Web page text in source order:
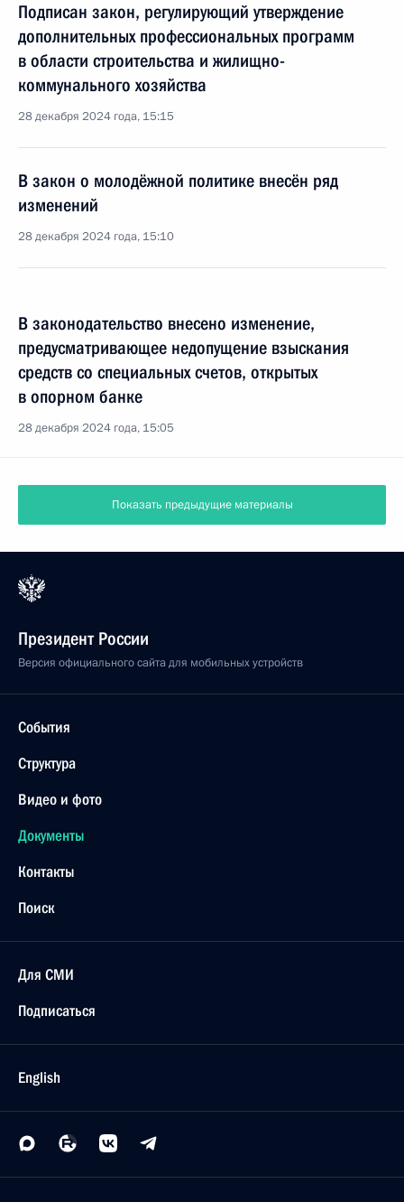
Подписан закон, регулирующий утверждение
дополнительных профессиональных программ
в области строительства и жилищно-
коммунального хозяйства
28 декабря 2024 года, 15:15
В закон о молодёжной политике внесён ряд
изменений
28 декабря 2024 года, 15:10
В законодательство внесено изменение,
предусматривающее недопущение взыскания
средств со специальных счетов, открытых
в опорном банке
28 декабря 2024 года, 15:05
Показать предыдущие материалы
Президент России
Версия официального сайта для мобильных устройств
События
Структура
Видео и фото
Документы
Контакты
Поиск
Для СМИ
Подписаться
English